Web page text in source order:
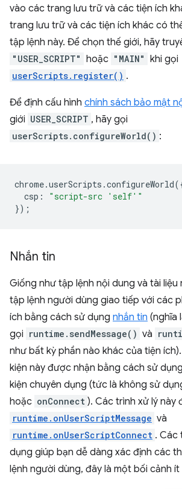
vào các trang lưu trữ và các tiện ích
trang lưu trữ và các tiện ích khác có
tập lệnh này. Để chọn thế giới, hãy
"USER_SCRIPT" hoặc "MAIN" khi gọi
userScripts.register() .
Để định cấu hình chính sách bảo mật
giới USER_SCRIPT , hãy gọi
userScripts.configureWorld() :
chrome.userScripts .configureWorld
csp :
"script-src 'self'"
});
Nhắn tin
Giống như tập lệnh nội dung và tài liệu
tập lệnh người dùng giao tiếp với các
ích bằng cách sử dụng nhắn tin (nghĩa
gọi runtime.sendMessage() và
như bất kỳ phần nào khác của tiện
kiện này được nhận bằng cách sử
kiện chuyên dụng (tức là không sử
hoặc onConnect ). Các trình xử lý này
runtime.onUserScriptMessage và
runtime.onUserScriptConnect . Các
dụng giúp bạn dễ dàng xác định các
lệnh người dùng, đây là một bối cảnh